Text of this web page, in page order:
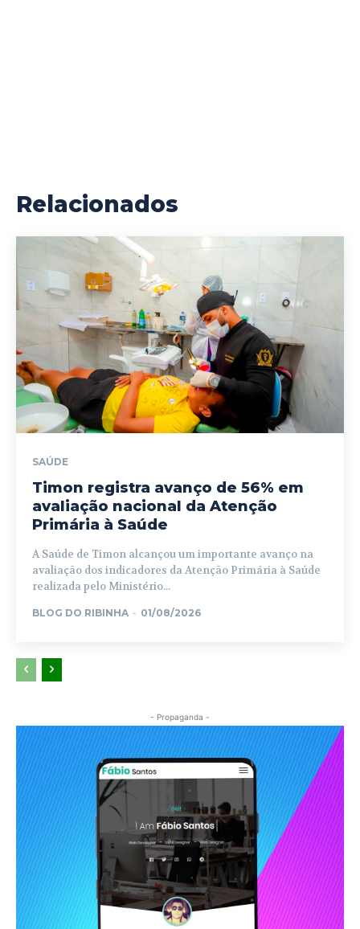
Relacionados
SAÚDE
Timon registra avanço de 56% em
avaliação nacional da Atenção
Primária à Saúde
A Saúde de Timon alcançou um importante avanço na
avaliação dos indicadores da Atenção Primária à Saúde
realizada pelo Ministério...
BLOG DO RIBINHA - 01/08/2026
- Propaganda -